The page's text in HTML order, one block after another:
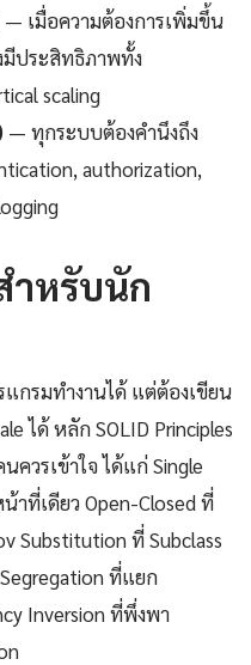
— เมื่อความต้องการเพิ่มขึ้น
ประสิทธิภาพทั้ง
scaling
— ทุกระบบต้องคำนึงถึง
authorization,
ำหรับนัก
กรมทำงานได้ แต่ต้องเขียน
ได้ หลัก SOLID Principles
รเข้าใจ ได้แก่ Single
าที่เดียว Open-Closed ที่
Substitution ที่ Subclass
ที่แยก
Inversion ที่พึ่งพา